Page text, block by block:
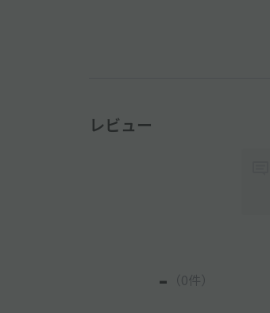
レビュー
- （0件）